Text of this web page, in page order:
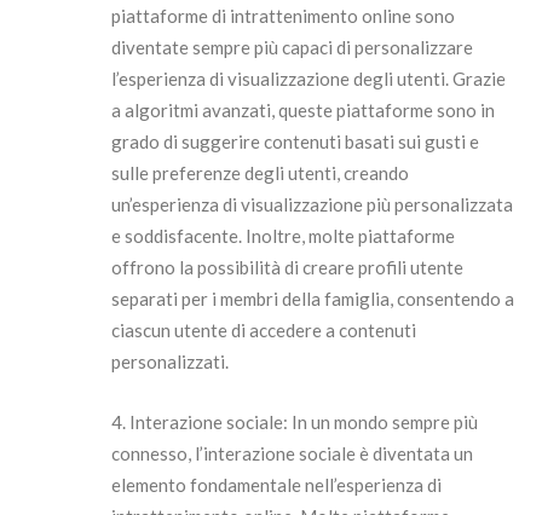
piattaforme di intrattenimento online sono
diventate sempre più capaci di personalizzare
l’esperienza di visualizzazione degli utenti. Grazie
a algoritmi avanzati, queste piattaforme sono in
grado di suggerire contenuti basati sui gusti e
sulle preferenze degli utenti, creando
un’esperienza di visualizzazione più personalizzata
e soddisfacente. Inoltre, molte piattaforme
offrono la possibilità di creare profili utente
separati per i membri della famiglia, consentendo a
ciascun utente di accedere a contenuti
personalizzati.
4. Interazione sociale: In un mondo sempre più
connesso, l’interazione sociale è diventata un
elemento fondamentale nell’esperienza di